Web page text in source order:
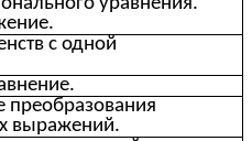
уравнения.
с одной
преобразования
выражений.